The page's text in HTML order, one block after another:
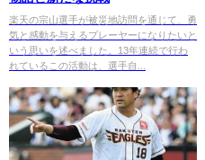
楽天の宗山選手が被災地訪問を通じて、勇
気と感動を与えるプレーヤーになりたいと
いう思いを述べました。13年連続で行わ
れているこの活動は、選手自...